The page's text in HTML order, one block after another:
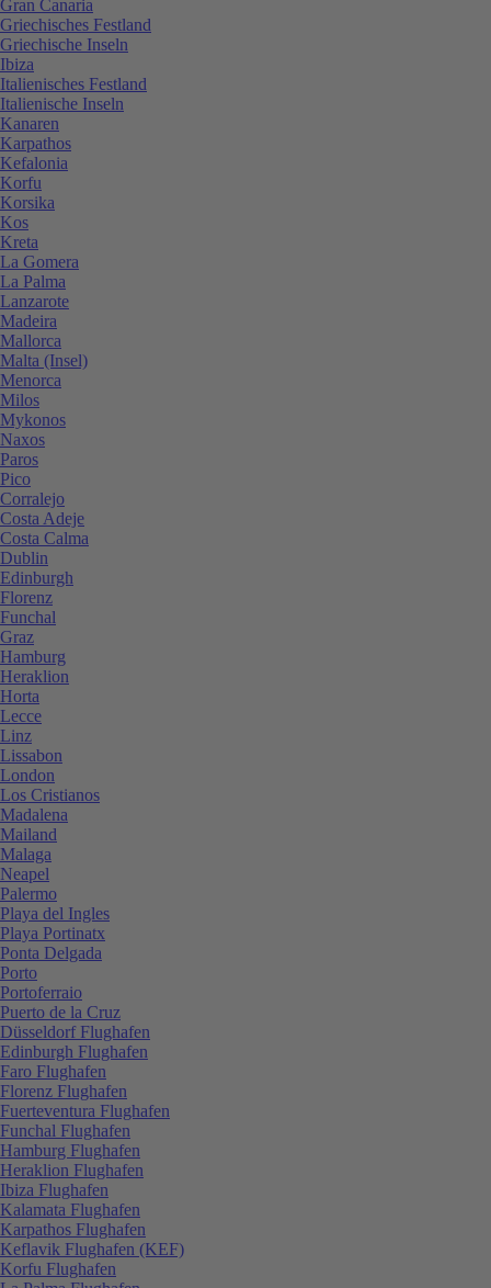
Gran Canaria
Griechisches Festland
Griechische Inseln
Ibiza
Italienisches Festland
Italienische Inseln
Kanaren
Karpathos
Kefalonia
Korfu
Korsika
Kos
Kreta
La Gomera
La Palma
Lanzarote
Madeira
Mallorca
Malta (Insel)
Menorca
Milos
Mykonos
Naxos
Paros
Pico
Corralejo
Costa Adeje
Costa Calma
Dublin
Edinburgh
Florenz
Funchal
Graz
Hamburg
Heraklion
Horta
Lecce
Linz
Lissabon
London
Los Cristianos
Madalena
Mailand
Malaga
Neapel
Palermo
Playa del Ingles
Playa Portinatx
Ponta Delgada
Porto
Portoferraio
Puerto de la Cruz
Düsseldorf Flughafen
Edinburgh Flughafen
Faro Flughafen
Florenz Flughafen
Fuerteventura Flughafen
Funchal Flughafen
Hamburg Flughafen
Heraklion Flughafen
Ibiza Flughafen
Kalamata Flughafen
Karpathos Flughafen
Keflavik Flughafen (KEF)
Korfu Flughafen